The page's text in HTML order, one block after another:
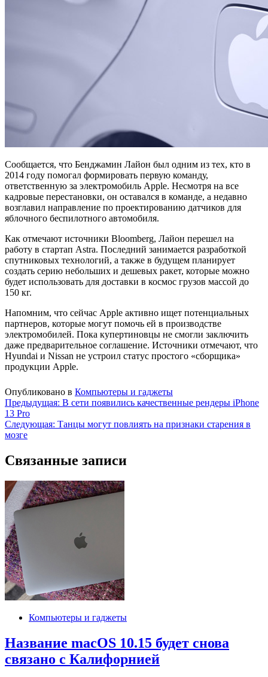
Сообщается, что Бенджамин Лайон был одним из тех, кто в
2014 году помогал формировать первую команду,
ответственную за электромобиль Apple. Несмотря на все
кадровые перестановки, он оставался в команде, а недавно
возглавил направление по проектированию датчиков для
яблочного беспилотного автомобиля.
Как отмечают источники Bloomberg, Лайон перешел на
работу в стартап Astra. Последний занимается разработкой
спутниковых технологий, а также в будущем планирует
создать серию небольших и дешевых ракет, которые можно
будет использовать для доставки в космос грузов массой до
150 кг.
Напомним, что сейчас Apple активно ищет потенциальных
партнеров, которые могут помочь ей в производстве
электромобилей. Пока купертиновцы не смогли заключить
даже предварительное соглашение. Источники отмечают, что
Hyundai и Nissan не устроил статус простого «сборщика»
продукции Apple.
Опубликовано в Компьютеры и гаджеты
Навигация
по
записям
Предыдущая: В сети появились качественные рендеры iPhone
13 Pro
Следующая: Танцы могут повлиять на признаки старения в
мозге
Связанные записи
Компьютеры и гаджеты
Название macOS 10.15 будет снова
связано с Калифорнией